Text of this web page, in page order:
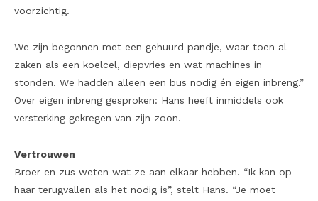
voorzichtig.
We zijn begonnen met een gehuurd pandje, waar toen al
zaken als een koelcel, diepvries en wat machines in
stonden. We hadden alleen een bus nodig én eigen inbreng.”
Over eigen inbreng gesproken: Hans heeft inmiddels ook
versterking gekregen van zijn zoon.
Vertrouwen
Broer en zus weten wat ze aan elkaar hebben. “Ik kan op
haar terugvallen als het nodig is”, stelt Hans. “Je moet